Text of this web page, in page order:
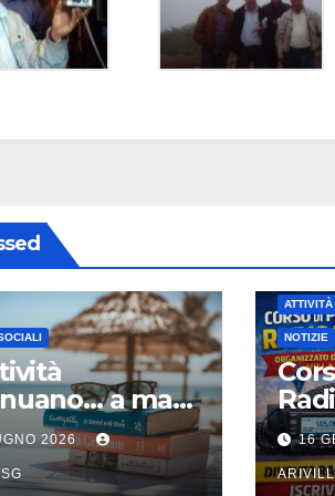
a mare
2026
NOTIZIE
16